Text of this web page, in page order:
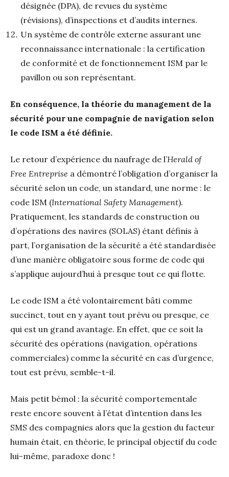
désignée (DPA), de revues du système
(révisions), d’inspections et d’audits internes.
Un système de contrôle externe assurant une
reconnaissance internationale : la certification
de conformité et de fonctionnement ISM par le
pavillon ou son représentant.
En conséquence, la théorie du management de la
sécurité pour une compagnie de navigation selon
le code ISM a été définie.
Le retour d’expérience du naufrage de l’Herald of
Free Entreprise a démontré l’obligation d’organiser la
sécurité selon un code, un standard, une norme : le
code ISM (International Safety Management).
Pratiquement, les standards de construction ou
d’opérations des navires (SOLAS) étant définis à
part, l’organisation de la sécurité a été standardisée
d’une manière obligatoire sous forme de code qui
s’applique aujourd’hui à presque tout ce qui flotte.
Le code ISM a été volontairement bâti comme
succinct, tout en y ayant tout prévu ou presque, ce
qui est un grand avantage. En effet, que ce soit la
sécurité des opérations (navigation, opérations
commerciales) comme la sécurité en cas d’urgence,
tout est prévu, semble-t-il.
Mais petit bémol : la sécurité comportementale
reste encore souvent à l’état d’intention dans les
SMS des compagnies alors que la gestion du facteur
humain était, en théorie, le principal objectif du code
lui-même, paradoxe donc !